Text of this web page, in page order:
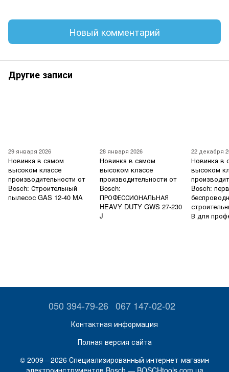
Новый комментарий
Другие записи
29 января 2026
Новинка в самом
высоком классе
производительности от
Bosch: Строительный
пылесос GAS 12-40 MA
28 января 2026
Новинка в самом
высоком классе
производительности от
Bosch:
ПРОФЕССИОНАЛЬНАЯ
HEAVY DUTY GWS 27-230
J
22 декабря
Новинка в
высоком
Bosch:
В для
050 394-79-26 067 147-02-02
Контактная информация
Полная версия сайта
© 2009—2026 Специализированный интернет-магазин
электроинструментов Bosch — BOSCHtools.com.ua